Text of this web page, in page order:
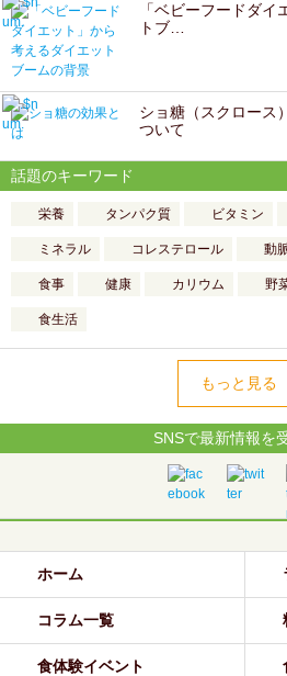
「ベビーフードダ
トブ…
ショ糖（スクロース
ついて
話題のキーワード
栄養 タンパク質 ビタミン
ミネラル コレステロール 動
食事 健康 カリウム 野
食生活
もっと見る
SNSで最新情報を
ホーム
コラム一覧
食体験イベント